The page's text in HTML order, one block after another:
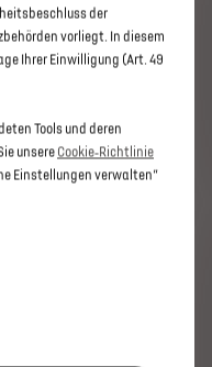
der
vorliegt. In diesem
Ihrer Einwilligung (Art. 49
Tools und deren
unsere Cookie‑Richtlinie
Einstellungen verwalten“